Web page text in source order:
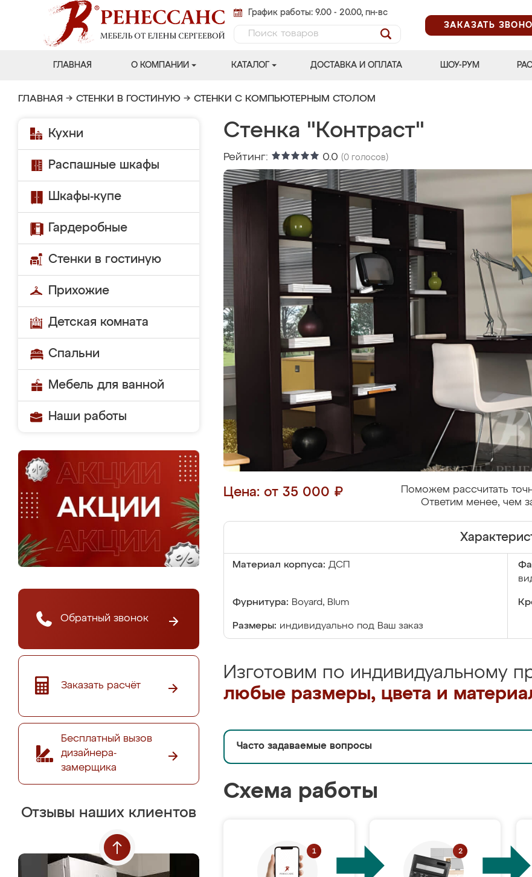
График работы: 9.00 - 20.00, пн-вс
ЗАКАЗАТЬ
ГЛАВНАЯ О КОМПАНИИ КАТАЛОГ ДОСТАВКА И ОПЛАТА ШОУ-РУМ
ГЛАВНАЯ → СТЕНКИ В ГОСТИНУЮ → СТЕНКИ С КОМПЬЮТЕРНЫМ СТОЛОМ
Кухни
Распашные шкафы
Шкафы-купе
Гардеробные
Стенки в гостиную
Прихожие
Детская комната
Спальни
Мебель для ванной
Наши работы
Обратный звонок
Заказать расчёт
Бесплатный вызов
дизайнера-
замерщика
Отзывы наших клиентов
Стенка "Контраст"
Рейтинг: 0.0 (0 голосов)
Цена: от 35 000 ₽
Поможем рассчитать
Ответим менее, чем
Материал корпуса: ДСП
Фурнитура: Boyard, Blum
Размеры: индивидуально под Ваш заказ
Изготовим по индивидуальному
любые размеры, цвета и
Часто задаваемые вопросы
Схема работы